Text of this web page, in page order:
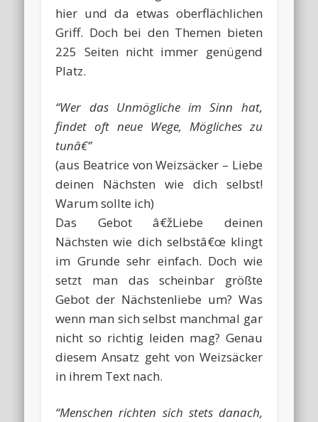
hier und da etwas oberflächlichen
Griff. Doch bei den Themen bieten
225 Seiten nicht immer genügend
Platz.
“Wer das Unmögliche im Sinn hat,
findet oft neue Wege, Mögliches zu
tunâ€”
(aus Beatrice von Weizsäcker – Liebe
deinen Nächsten wie dich selbst!
Warum sollte ich)
Das Gebot â€žLiebe deinen
Nächsten wie dich selbstâ€œ klingt
im Grunde sehr einfach. Doch wie
setzt man das scheinbar größte
Gebot der Nächstenliebe um? Was
wenn man sich selbst manchmal gar
nicht so richtig leiden mag? Genau
diesem Ansatz geht von Weizsäcker
in ihrem Text nach.
“Menschen richten sich stets danach,